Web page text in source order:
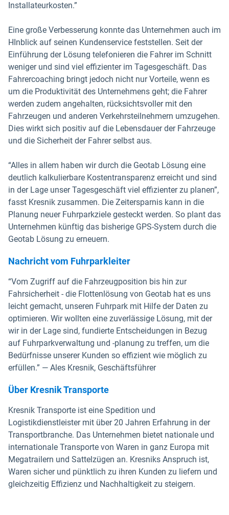
Installateurkosten.”
Eine große Verbesserung konnte das Unternehmen auch im
HInblick auf seinen Kundenservice feststellen. Seit der
Einführung der Lösung telefonieren die Fahrer im Schnitt
weniger und sind viel effizienter im Tagesgeschäft. Das
Fahrercoaching bringt jedoch nicht nur Vorteile, wenn es
um die Produktivität des Unternehmens geht; die Fahrer
werden zudem angehalten, rücksichtsvoller mit den
Fahrzeugen und anderen Verkehrsteilnehmern umzugehen.
Dies wirkt sich positiv auf die Lebensdauer der Fahrzeuge
und die Sicherheit der Fahrer selbst aus.
“Alles in allem haben wir durch die Geotab Lösung eine
deutlich kalkulierbare Kostentransparenz erreicht und sind
in der Lage unser Tagesgeschäft viel effizienter zu planen”,
fasst Kresnik zusammen. Die Zeitersparnis kann in die
Planung neuer Fuhrparkziele gesteckt werden. So plant das
Unternehmen künftig das bisherige GPS-System durch die
Geotab Lösung zu erneuern.
Nachricht vom Fuhrparkleiter
“Vom Zugriff auf die Fahrzeugposition bis hin zur
Fahrsicherheit - die Flottenlösung von Geotab hat es uns
leicht gemacht, unseren Fuhrpark mit Hilfe der Daten zu
optimieren. Wir wollten eine zuverlässige Lösung, mit der
wir in der Lage sind, fundierte Entscheidungen in Bezug
auf Fuhrparkverwaltung und -planung zu treffen, um die
Bedürfnisse unserer Kunden so effizient wie möglich zu
erfüllen.” — Ales Kresnik, Geschäftsführer
Über Kresnik Transporte
Kresnik Transporte ist eine Spedition und
Logistikdienstleister mit über 20 Jahren Erfahrung in der
Transportbranche. Das Unternehmen bietet nationale und
internationale Transporte von Waren in ganz Europa mit
Megatrailern und Sattelzügen an. Kresniks Anspruch ist,
Waren sicher und pünktlich zu ihren Kunden zu liefern und
gleichzeitig Effizienz und Nachhaltigkeit zu steigern.